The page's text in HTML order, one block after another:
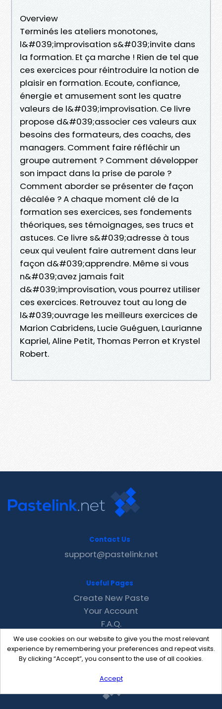
Overview
Terminés les ateliers monotones,
l&#039;improvisation s&#039;invite dans
la formation. Et ça marche ! Rien de tel que
ces exercices pour réintroduire la notion de
plaisir en formation. Ecoute, confiance,
énergie et amusement sont les quatre
valeurs de l&#039;improvisation. Ce livre
propose d&#039;associer ces valeurs aux
besoins des formateurs, des coachs, des
managers. Comment faire réfléchir un
groupe autrement ? Comment développer
son impact dans la prise de parole ?
Comment aborder se présenter de façon
décalée ? A chaque moment clé de la
formation ses exercices, ses fondements
théoriques, ses témoignages, ses trucs et
astuces. Ce livre s&#039;adresse à tous
ceux qui veulent faire autrement dans leur
façon d&#039;apprendre. Même si vous
n&#039;avez jamais fait
d&#039;improvisation, vous pourrez utiliser
ces exercices. Retrouvez tout au long de
l&#039;ouvrage les meilleurs exercices de
Marion Cabridens, Lucie Guéguen, Laurianne
Kapriel, Aline Petit, Thomas Perron et Krystel
Robert.
We use cookies on our website to give you the most relevant
experience by remembering your preferences and repeat visits.
By clicking “Accept”, you consent to the use of all cookies.
Accept
Contact Us
support@pastelink.net
Useful Pages
Create New Paste
Your Account
F.A.Q.
Recent
Contact